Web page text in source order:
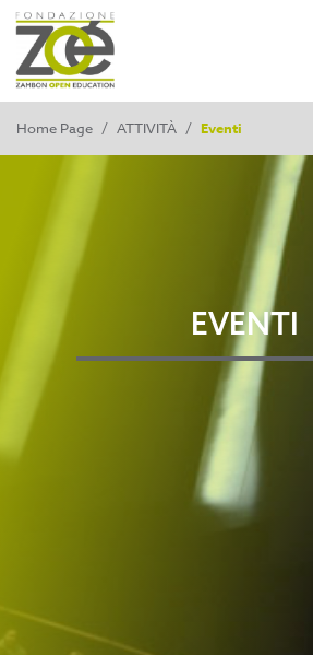
Home Page / ATTIVITÀ / Eventi
EVENTI